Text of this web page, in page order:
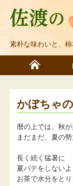
素朴な味わいと、
かぼちゃ
暦の上では、秋
まだまだ、夏の勢
長く続く猛暑に
夏バテをしないよ
お茶で水分をと